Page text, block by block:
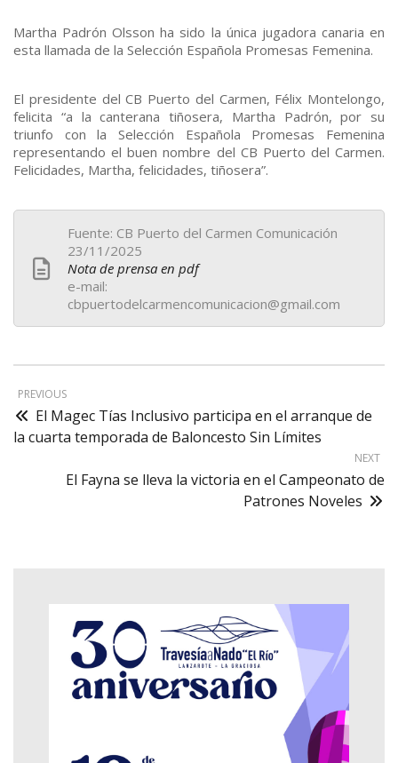
Martha Padrón Olsson ha sido la única jugadora canaria en
esta llamada de la Selección Española Promesas Femenina.
El presidente del CB Puerto del Carmen, Félix Montelongo,
felicita “a la canterana tiñosera, Martha Padrón, por su
triunfo con la Selección Española Promesas Femenina
representando el buen nombre del CB Puerto del Carmen.
Felicidades, Martha, felicidades, tiñosera”.
Fuente: CB Puerto del Carmen Comunicación
23/11/2025
Nota de prensa en pdf
e-mail:
cbpuertodelcarmencomunicacion@gmail.com
PREVIOUS
El Magec Tías Inclusivo participa en el arranque de
la cuarta temporada de Baloncesto Sin Límites
NEXT
El Fayna se lleva la victoria en el Campeonato de
Patrones Noveles